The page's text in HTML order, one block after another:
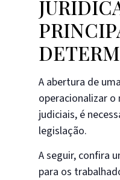
A abertura de
operacionalizar
judiciais, é
legislação.
A seguir, confira
para os